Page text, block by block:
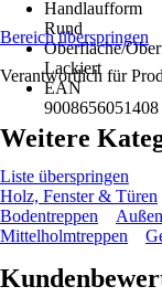
Handlaufform
Rund
Oberfläche/
Lackiert
EAN
9008656051408
Bereich überspringen
Verantwortlich für
Weitere
Liste überspringen
Holz, Fenster & Türen
Bodentreppen
Mittelholmtreppen